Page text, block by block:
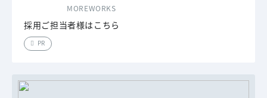
MOREWORKS
採用ご担当者様はこちら
PR